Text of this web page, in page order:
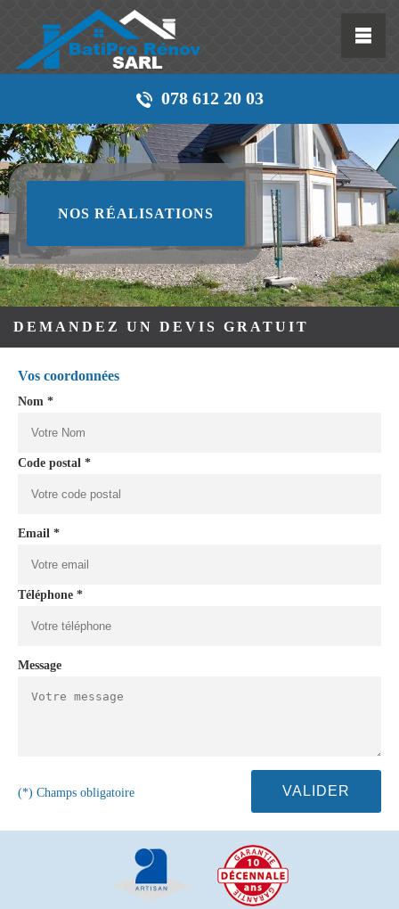
078 612 20 03
NOS RÉALISATIONS
DEMANDEZ UN DEVIS GRATUIT
Vos coordonnées
Nom *
Code postal *
Email *
Téléphone *
Message
(*) Champs obligatoire